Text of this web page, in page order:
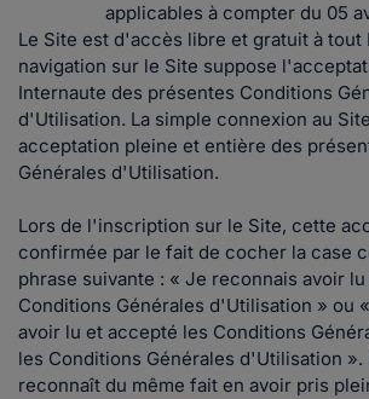
applicables à compter du 05
Le Site est d'accès libre et gratuit à tout
navigation sur le Site suppose
Internaute des présentes Conditions
d'Utilisation. La simple connexion au
acceptation pleine et entière des
Générales d'Utilisation.
Lors de l'inscription sur le Site, cette
confirmée par le fait de cocher la case
phrase suivante : « Je reconnais avoir
Conditions Générales d'Utilisation » ou
avoir lu et accepté les Conditions
les Conditions Générales d'Utilisation ».
reconnaît du même fait en avoir pris